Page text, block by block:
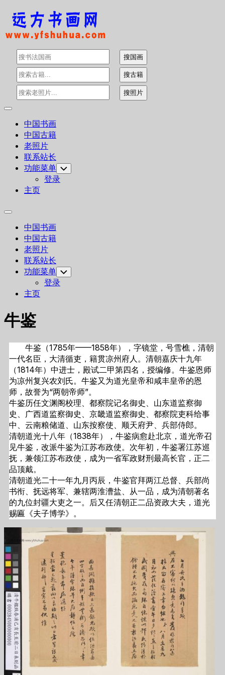
Skip
content
Expand
中国书画
中国古籍
老照片
联系站长
功能菜单 Toggle
Child
Menu
登录
主页
Expand
中国书画
中国古籍
老照片
联系站长
功能菜单 Toggle
Child
Menu
登录
主页
牛鉴
牛鉴（1785年——1858年），字镜堂，号雪樵，清朝
一代名臣，大清循吏，籍贯凉州府人。清朝嘉庆十九年
（1814年）中进士，殿试二甲第四名，授编修。牛鉴恩师
为凉州复兴农刘氏。牛鉴又为道光皇帝和咸丰皇帝的恩
师，故誉为“两朝帝师”。
牛鉴历任文渊阁校理、都察院记名御史、山东道监察御
史、广西道监察御史、京畿道监察御史、都察院吏科给事
中、云南粮储道、山东按察使、顺天府尹、兵部侍郎。
清朝道光十八年（1838年），牛鉴病愈赴北京，道光帝召
见牛鉴，改派牛鉴为江苏布政使。次年初，牛鉴署江苏巡
抚，兼领江苏布政使，成为一省军政财刑最高长官，正二
品顶戴。
清朝道光二十一年九月丙辰，牛鉴官拜两江总督、兵部尚
书衔、抚远将军、兼辖两淮漕盐、从一品，成为清朝著名
的九位封疆大吏之一。后又任清朝正二品资政大夫，道光
赐匾《夫子博学》。